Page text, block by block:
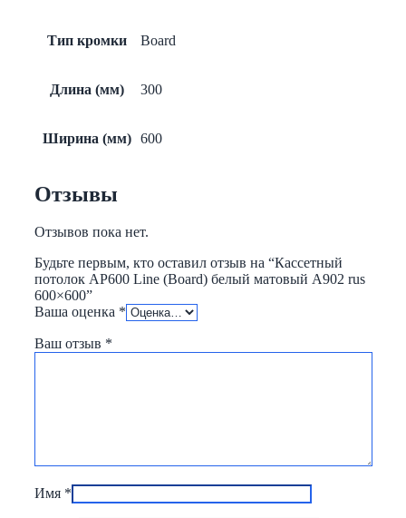
Тип кромки Board
Длина (мм) 300
Ширина (мм) 600
Отзывы
Отзывов пока нет.
Будьте первым, кто оставил отзыв на “Кассетный
потолок AP600 Line (Board) белый матовый А902 rus
600×600”
Ваша оценка *
Ваш отзыв *
Имя *